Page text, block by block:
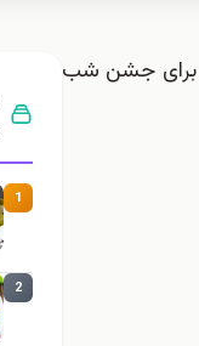
برای جشن شب
1
2